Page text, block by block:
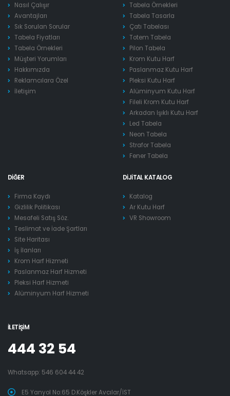
Nasıl Çalışır
Avantajları
Sık Sorulan Sorular
Tabela Fiyatları
Tabela Örnekleri
Müşteri Yorumları
Hakkımızda
Reklamcılara Özel
İletişim
Tabela Örnekleri
Tabela Tasarla
Çatı Tabelası
Totem Tabela
Pilon Tabela
Krom Kutu Harf
Paslanmaz Kutu Harf
Pleksi Kutu Harf
Alüminyum Kutu Harf
Fileli Krom Kutu Harf
Arkadan Işıklı Kutu Harf
Led Tabela
Neon Tabela
Strafor Tabela
Fener Tabela
DIĞER
Firma Kaydı
Gizlilik Politikası
Mesafeli Satış Söz.
Teslimat ve İade Şartları
Site Haritası
İş İlanları
Krom Harf Hizmeti
Paslanmaz Harf Hizmeti
Pleksi Harf Hizmeti
Alüminyum Harf Hizmeti
DIJITAL KATALOG
Katalog
Ar Kutu Harf
VR Showroom
İLETIŞIM
444 32 54
Whatsapp: 546 604 44 42
E5 Yanyol No:65 D.Köşkler Avcılar/İST